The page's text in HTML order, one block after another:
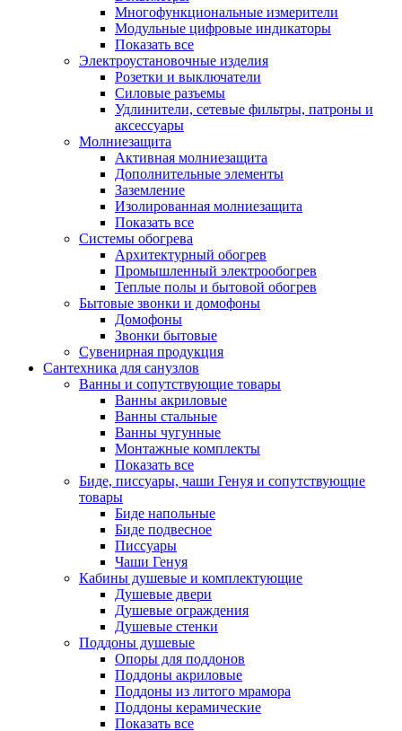
Многофункциональные измерители
Модульные цифровые индикаторы
Показать все
Электроустановочные изделия
Розетки и выключатели
Силовые разъемы
Удлинители, сетевые фильтры, патроны и
аксессуары
Молниезащита
Активная молниезащита
Дополнительные элементы
Заземление
Изолированная молниезащита
Показать все
Системы обогрева
Архитектурный обогрев
Промышленный электрообогрев
Теплые полы и бытовой обогрев
Бытовые звонки и домофоны
Домофоны
Звонки бытовые
Сувенирная продукция
Сантехника для санузлов
Ванны и сопутствующие товары
Ванны акриловые
Ванны стальные
Ванны чугунные
Монтажные комплекты
Показать все
Биде, писсуары, чаши Генуя и сопутствующие
товары
Биде напольные
Биде подвесное
Писсуары
Чаши Генуя
Кабины душевые и комплектующие
Душевые двери
Душевые ограждения
Душевые стенки
Поддоны душевые
Опоры для поддонов
Поддоны акриловые
Поддоны из литого мрамора
Поддоны керамические
Показать все